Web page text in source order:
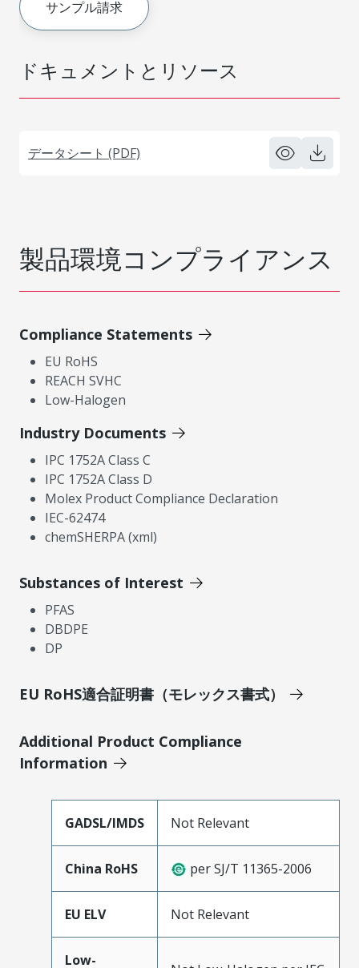
ドキュメントとリソース
データシート (PDF)
サンプル請求
製品環境コンプライアンス
Compliance Statements
EU RoHS
REACH SVHC
Low-Halogen
Industry Documents
IPC 1752A Class C
IPC 1752A Class D
Molex Product Compliance Declaration
IEC-62474
chemSHERPA (xml)
Substances of Interest
PFAS
DBDPE
DP
EU RoHS適合証明書（モレックス書式）
Additional Product Compliance
Information
GADSL/IMDS Not Relevant
China RoHS per SJ/T 11365-2006
EU ELV Not Relevant
Low-